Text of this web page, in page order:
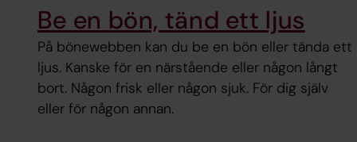
Be en bön, tänd ett ljus
På bönewebben kan du be en bön eller tända ett
ljus. Kanske för en närstående eller någon långt
bort. Någon frisk eller någon sjuk. För dig själv
eller för någon annan.